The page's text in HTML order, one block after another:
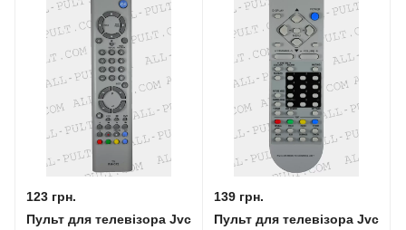
123 грн.
Пульт для телевізора Jvc
139 грн.
Пульт для телевізора Jvc